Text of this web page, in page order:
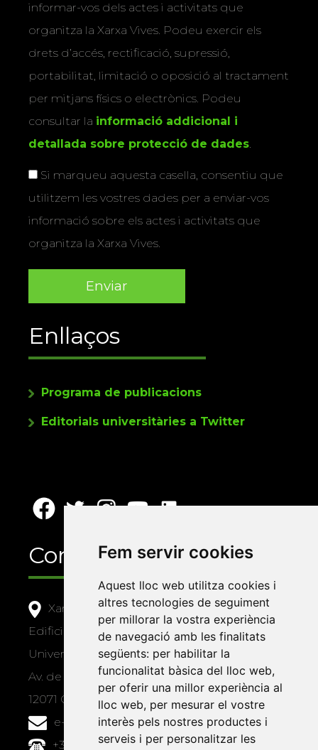
Fem servir cookies
Aquest lloc web utilitza cookies i
altres tecnologies de seguiment
per millorar la vostra experiència
de navegació amb les finalitats
següents: per habilitar la
funcionalitat bàsica del lloc web,
per oferir una millor experiència al
lloc web, per mesurar el vostre
interès pels nostres productes i
serveis i per personalitzar les
informar-vos dels actes i activitats que
organitza la Xarxa Vives. Podeu exercir els
drets d’accés, rectificació, supressió,
portabilitat, limitació o oposició al tractament
per mitjans físics o electrònics. Podeu
consultar la informació addicional i
detallada sobre protecció de dades.
Si marqueu aquesta casella, consentiu que
utilitzem les vostres dades per a enviar-vos
informació sobre els actes i activitats que
organitza la Xarxa Vives.
Enllaços
Programa de publicacions
Editorials universitàries a Twitter
Contacte
Xarxa Vives d'Universitats
Edifici Àgora
Universitat Jaume I, local 10
Av. de Vicent Sos Baynat, s/n
12071 Castelló de la Plana
e-buc@vives.org
+34 964 72 89 93